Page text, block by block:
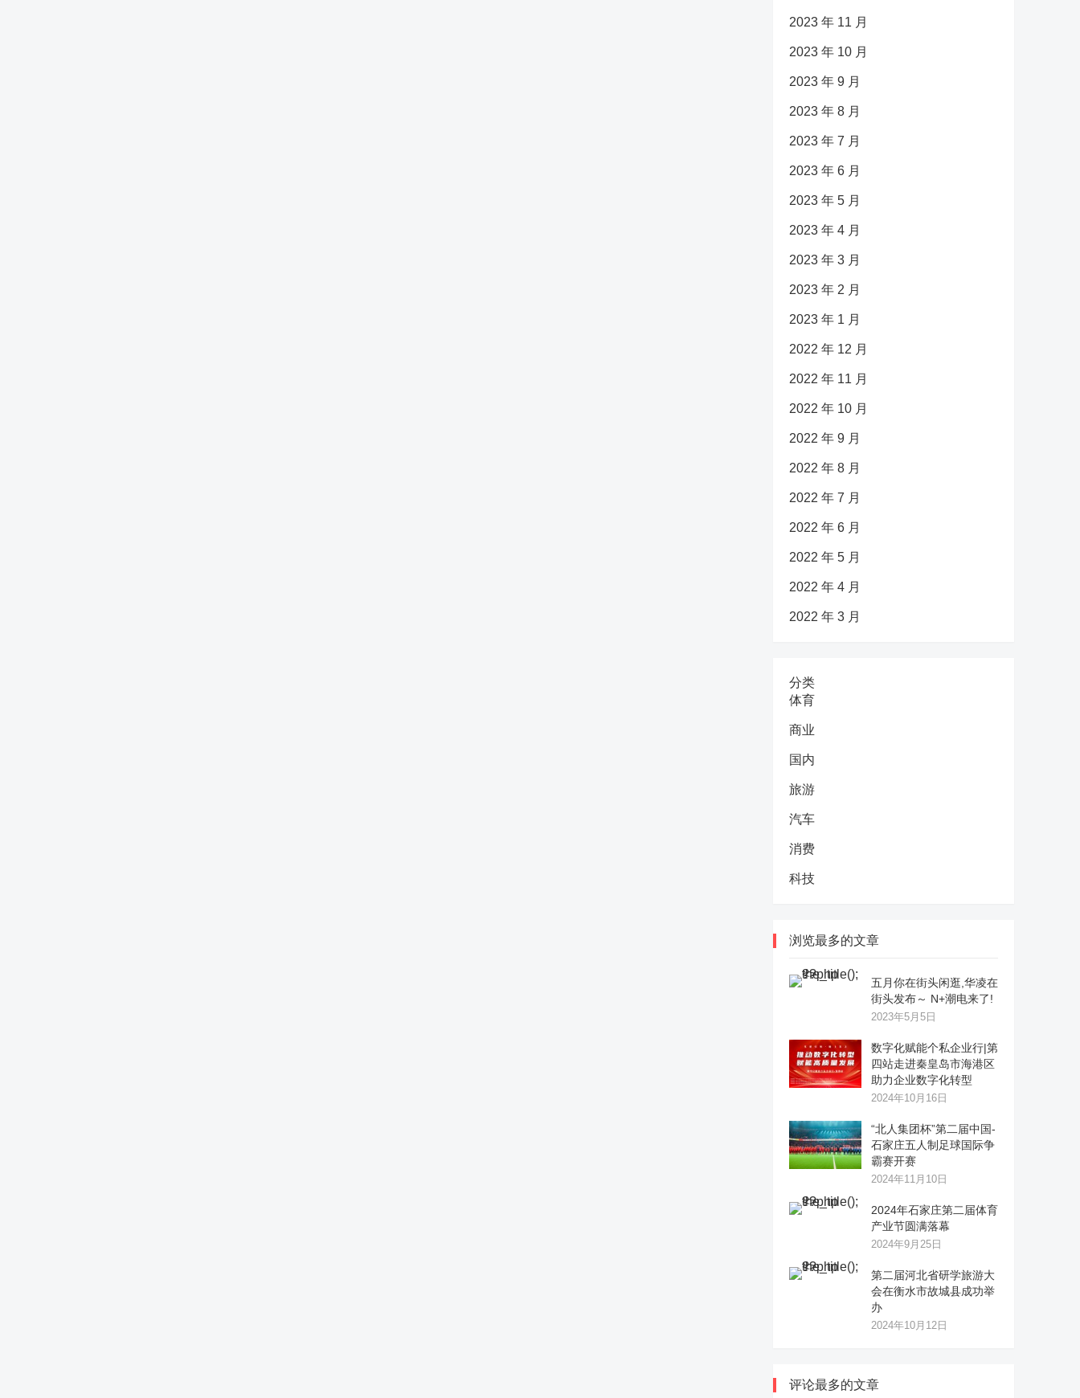
2023 年 11 月
2023 年 10 月
2023 年 9 月
2023 年 8 月
2023 年 7 月
2023 年 6 月
2023 年 5 月
2023 年 4 月
2023 年 3 月
2023 年 2 月
2023 年 1 月
2022 年 12 月
2022 年 11 月
2022 年 10 月
2022 年 9 月
2022 年 8 月
2022 年 7 月
2022 年 6 月
2022 年 5 月
2022 年 4 月
2022 年 3 月
分类
体育
商业
国内
旅游
汽车
消费
科技
浏览最多的文章
五月你在街头闲逛,华凌在
街头发布～ N+潮电来了!
2023年5月5日
数字化赋能个私企业行|第
四站走进秦皇岛市海港区
助力企业数字化转型
2024年10月16日
“北人集团杯”第二届中国-
石家庄五人制足球国际争
霸赛开赛
2024年11月10日
2024年石家庄第二届体育
产业节圆满落幕
2024年9月25日
第二届河北省研学旅游大
会在衡水市故城县成功举
办
2024年10月12日
评论最多的文章